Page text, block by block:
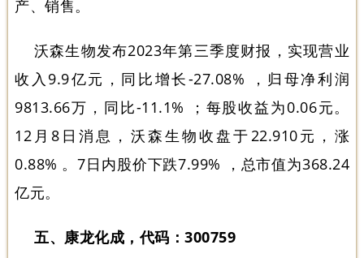
产、销售。
沃森生物发布2023年第三季度财报，实现营业
收入9.9亿元，同比增长-27.08% ，归母净利润
9813.66万，同比-11.1% ；每股收益为0.06元。
12月8日消息，沃森生物收盘于22.910元，涨
0.88% 。7日内股价下跌7.99% ，总市值为368.24
亿元。
五、康龙化成，代码：300759